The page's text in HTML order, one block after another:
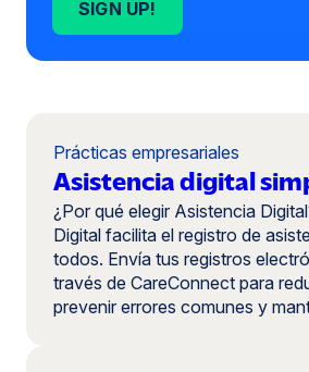
SIGN UP!
Asistencia digital
Prácticas empresariales
¿Por qué elegir Asistencia
Digital facilita el registro de
todos. Envía tus registros
través de CareConnect para
prevenir errores comunes y